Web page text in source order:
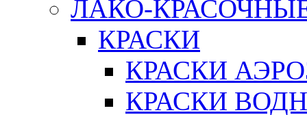
ЛАКО-
КРАСКИ
КРАСКИ
КРАСКИ